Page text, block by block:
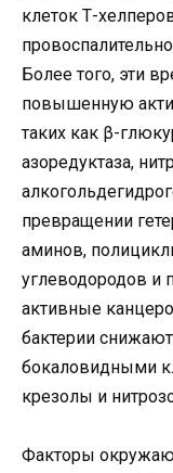
клеток Т-
Более того, эти
повышенную
таких как β-
азоредуктаза,
превращении
аминов,
углеводородов и
активные
бактерии
бокаловидными
крезолы и
Факторы